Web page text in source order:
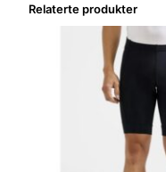
Relaterte produkter